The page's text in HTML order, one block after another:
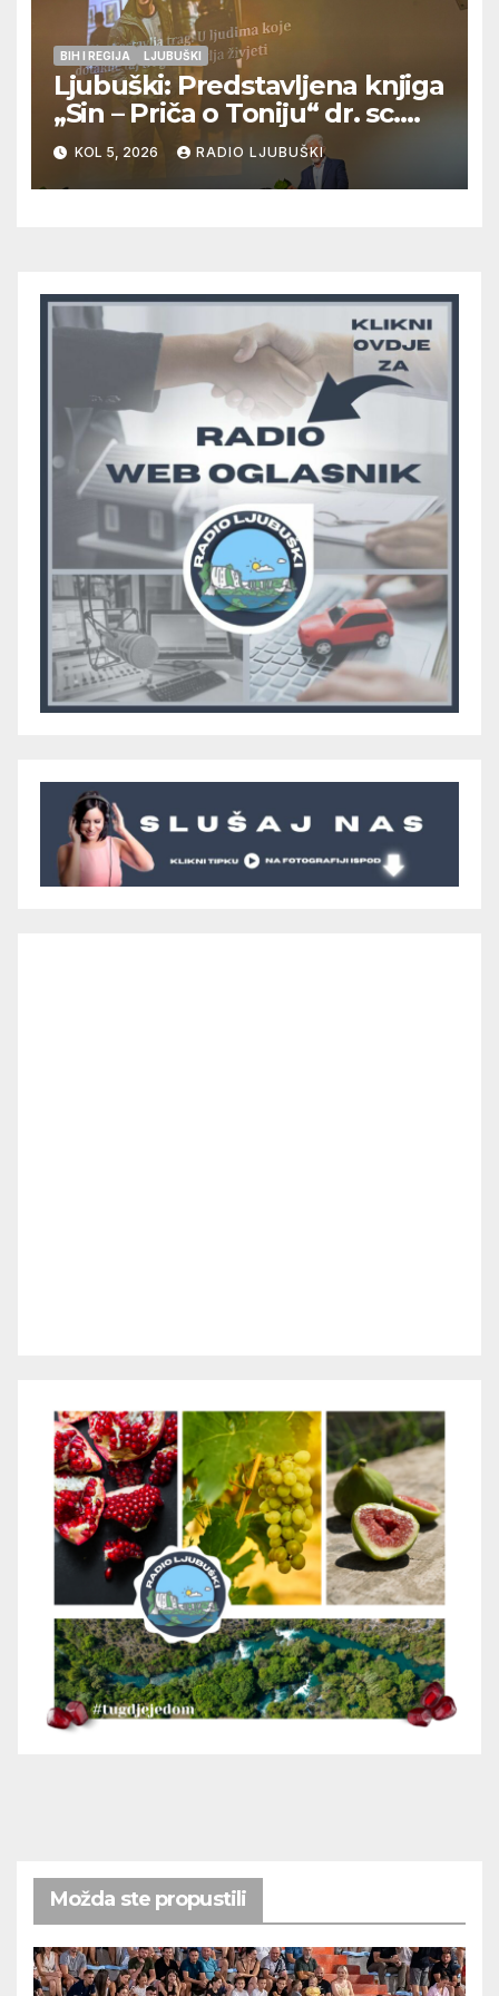
BIH I REGIJA LJUBUŠKI
Ljubuški: Predstavljena knjiga
„Sin – Priča o Toniju“ dr. sc.
Zdenka Hercega
KOL 5, 2026 RADIO LJUBUŠKI
Možda ste propustili